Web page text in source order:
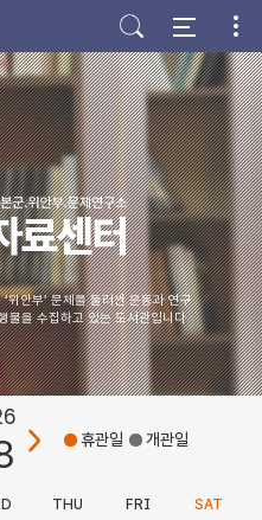
위안부’ 문제를 둘러싼 운동과 연구
물을 수집하고 있는 도서관입니다
휴관일 개관일
THU FRI SAT